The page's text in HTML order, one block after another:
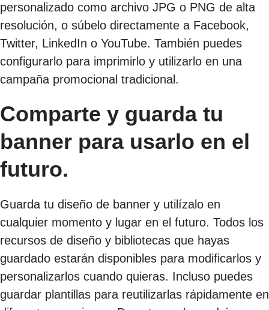
personalizado como archivo JPG o PNG de alta
resolución, o súbelo directamente a Facebook,
Twitter, LinkedIn o YouTube. También puedes
configurarlo para imprimirlo y utilizarlo en una
campaña promocional tradicional.
Comparte y guarda tu
banner para usarlo en el
futuro.
Guarda tu diseño de banner y utilízalo en
cualquier momento y lugar en el futuro. Todos los
recursos de diseño y bibliotecas que hayas
guardado estarán disponibles para modificarlos y
personalizarlos cuando quieras. Incluso puedes
guardar plantillas para reutilizarlas rápidamente en